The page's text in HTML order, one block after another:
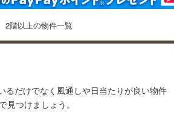
2階以上の物件一覧
るだけでなく風通しや日当たりが良い物件
つけましょう。
玉 千葉
岡 三重
中央区(33)
南区 78
熊谷市(25)
秩父市(
上越新幹線(0)
東京メトロ副都心線(0)
オートロック
幸手市、2階以上
イページ
お気に入りリストを見る
閉じる
お気に入りリストを見る
閉じる